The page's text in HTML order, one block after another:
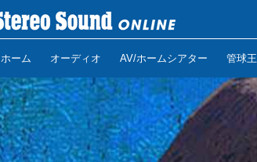
ホーム オーディオ AV/ホームシアター 管球